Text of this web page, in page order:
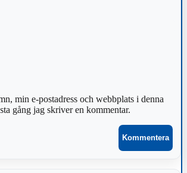
min e-postadress och webbplats i denna
gång jag skriver en kommentar.